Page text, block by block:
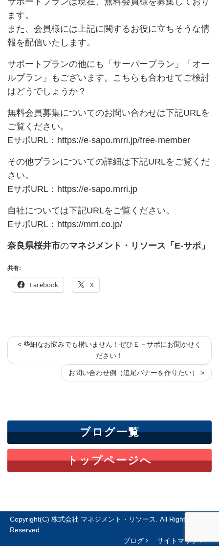
ます。
また、会員様には上記に関するお役に立ちそうな情
報を配信いたします。
サポートプランの他にも「サーバープラン」「オー
ルプラン」もございます。こちらも合わせてご検討
はどうでしょうか？
無料会員募集についてのお問い合わせは下記URLを
ご覧ください。
EサポURL： https://e-sapo.mrri.jp/free-member
その他プランについての詳細は下記URLをご覧くだ
さい。
EサポURL： https://e-sapo.mrri.jp
自社については下記URLをご覧ください。
EサポURL： https://mrri.co.jp/
奈良県桜井市のマネジメント・リソース「E-サポ」
共有:
Facebook X
< 些細なお悩みでも構いません！ぜひＥ－サポにお聞かせく
ださい！
お問い合わせ例（追尾バナーを作りたい） >
ブログ一覧
トップページへ
Copyright(C) 株式会社 マネジメント・リソース. All Rights
Reserved.
ブログ
サイトマップ